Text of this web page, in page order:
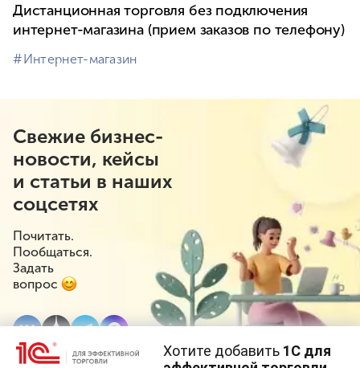
Дистанционная торговля без подключения
интернет-магазина (прием заказов по телефону)
#⁣Интернет-магазин
Свежие бизнес-
новости, кейсы
и статьи в наших
соцсетях
Почитать.
Пообщаться.
Задать
вопрос
Хотите добавить 1С для